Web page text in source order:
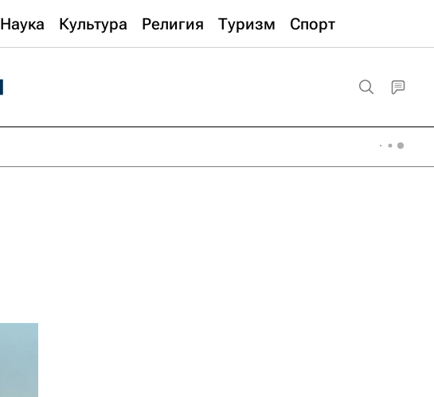
Наука Культура Религия Туризм Спорт